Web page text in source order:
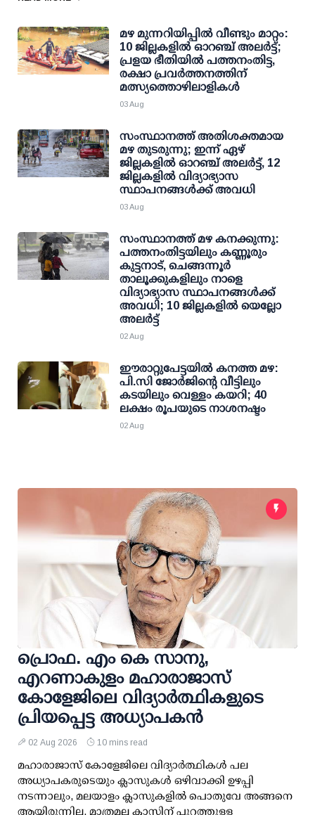
മഴ മുന്നറിയിപ്പില്‍ വീണ്ടും മാറ്റം:
10 ജില്ലകളില്‍ ഓറഞ്ച് അലര്‍ട്ട്;
പ്രളയ ഭീതിയില്‍ പത്തനംതിട്ട,
രക്ഷാ പ്രവര്‍ത്തനത്തിന്
മത്സ്യത്തൊഴിലാളികള്‍
03 Aug
സംസ്ഥാനത്ത് അതിശക്തമായ
മഴ തുടരുന്നു; ഇന്ന് ഏഴ്
ജില്ലകളിൽ ഓറഞ്ച് അലർട്ട്, 12
ജില്ലകളിൽ വിദ്യാഭ്യാസ
സ്ഥാപനങ്ങൾക്ക് അവധി
03 Aug
സംസ്ഥാനത്ത് മഴ കനക്കുന്നു:
പത്തനംതിട്ടയിലും കണ്ണൂരും
കുട്ടനാട്, ചെങ്ങന്നൂര്‍
താലൂക്കുകളിലും നാളെ
വിദ്യാഭ്യാസ സ്ഥാപനങ്ങള്‍ക്ക്
അവധി; 10 ജില്ലകളില്‍ യെല്ലോ
അലര്‍ട്ട്
02 Aug
ഈരാറ്റുപേട്ടയില്‍ കനത്ത മഴ:
പി.സി ജോര്‍ജിന്റെ വീട്ടിലും
കടയിലും വെള്ളം കയറി; 40
ലക്ഷം രൂപയുടെ നാശനഷ്ടം
02 Aug
പ്രൊഫ. എം കെ സാനു,
എറണാകുളം മഹാരാജാസ്
കോളേജിലെ വിദ്യാർത്ഥികളുടെ
പ്രിയപ്പെട്ട അധ്യാപകൻ
02 Aug 2026 10 mins read
മഹാരാജാസ് കോളേജിലെ വിദ്യാർത്ഥികൾ പല
അധ്യാപകരുടെയും ക്ലാസുകൾ ഒഴിവാക്കി ഉഴപ്പി
നടന്നാലും, മലയാളം ക്ലാസുകളിൽ പൊതുവേ അങ്ങനെ
ആയിരുന്നില്ല. മാത്രമല്ല ക്ലാസിന് പുറത്തുള്ള